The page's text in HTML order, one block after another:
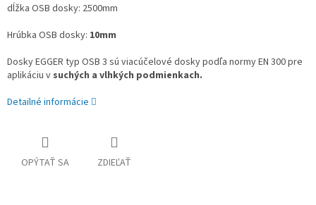
dĺžka OSB dosky: 2500mm
Hrúbka OSB dosky: 10mm
Dosky EGGER typ OSB 3 sú viacúčelové dosky podľa normy EN 300 pre
aplikáciu v suchých a vlhkých podmienkach.
Detailné informácie
OPÝTAŤ SA ZDIEĽAŤ